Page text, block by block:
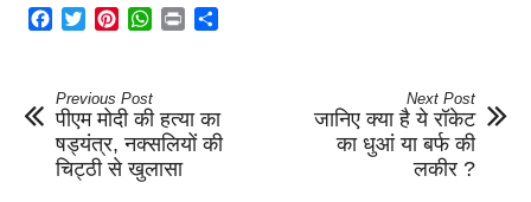
Facebook
TwitterPinterestWhatsApp
Print
Previous Post
पीएम मोदी की हत्या का
षड्यंत्र, नक्सलियों की
चिट्ठी से खुलासा
Next Post
जानिए क्या है ये रॉकेट
का धुआं या बर्फ की
लकीर ?